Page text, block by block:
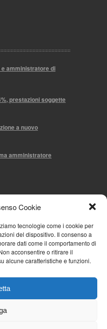
Cookie
tecnologie come i cookie per
del dispositivo. Il consenso a
dati come il comportamento di
acconsentire o ritirare il
alcune caratteristiche e funzioni.
amministratore di
prestazioni soggette
a nuovo
amministratore